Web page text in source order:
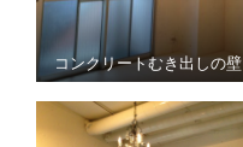
コンクリートむき出しの壁